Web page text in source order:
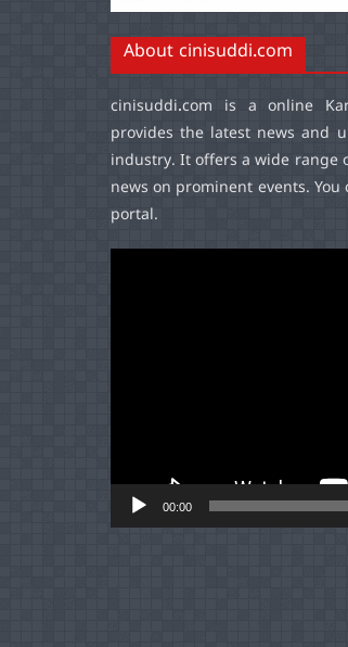
About cinisuddi.com
cinisuddi.com is a online
provides the latest news and
industry. It offers a wide range
news on prominent events.
portal.
00:00